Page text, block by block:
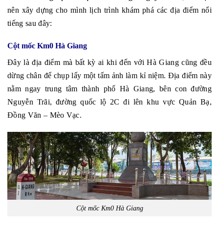
nên xây dựng cho mình lịch trình khám phá các địa điểm nổi
tiếng sau đây:
Cột mốc Km0 Hà Giang
Đây là địa điểm mà bất kỳ ai khi đến với Hà Giang cũng đều
dừng chân để chụp lấy một tấm ảnh làm kỉ niệm. Địa điểm này
nằm ngay trung tâm thành phố Hà Giang, bên con đường
Nguyễn Trãi, đường quốc lộ 2C đi lên khu vực Quản Bạ,
Đồng Văn – Mèo Vạc.
Cột mốc Km0 Hà Giang